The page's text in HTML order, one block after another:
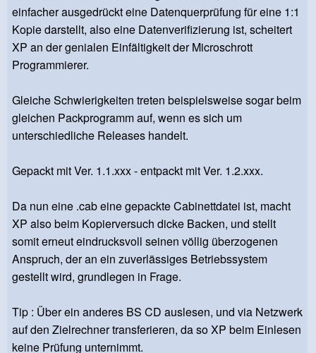
einfacher ausgedrückt eine Datenquerprüfung für eine 1:1
Kopie darstellt, also eine Datenverifizierung ist, scheitert
XP an der genialen Einfältigkeit der Microschrott
Programmierer.
Gleiche Schwierigkeiten treten beispielsweise sogar beim
gleichen Packprogramm auf, wenn es sich um
unterschiedliche Releases handelt.
Gepackt mit Ver. 1.1.xxx - entpackt mit Ver. 1.2.xxx.
Da nun eine .cab eine gepackte Cabinettdatei ist, macht
XP also beim Kopierversuch dicke Backen, und stellt
somit erneut eindrucksvoll seinen völlig überzogenen
Anspruch, der an ein zuverlässiges Betriebssystem
gestellt wird, grundlegen in Frage.
Tip : Über ein anderes BS CD auslesen, und via Netzwerk
auf den Zielrechner transferieren, da so XP beim Einlesen
keine Prüfung unternimmt.